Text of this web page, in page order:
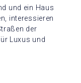
und ein Haus
interessieren
der
Luxus und